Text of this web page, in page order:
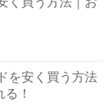
を安く買う方法
！